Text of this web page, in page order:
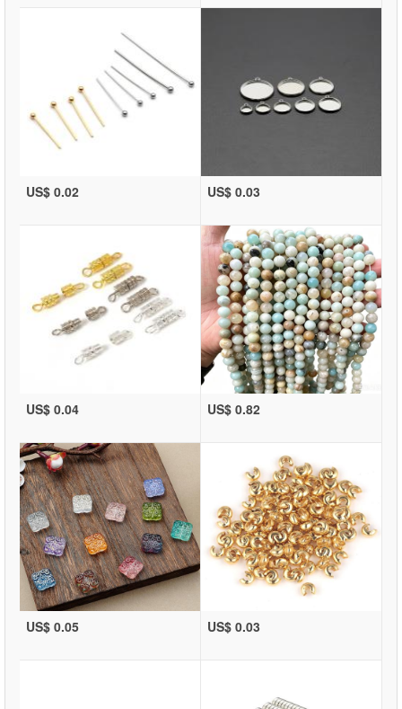
US$ 0.02 US$ 0.03
US$ 0.04 US$ 0.82
US$ 0.05 US$ 0.03